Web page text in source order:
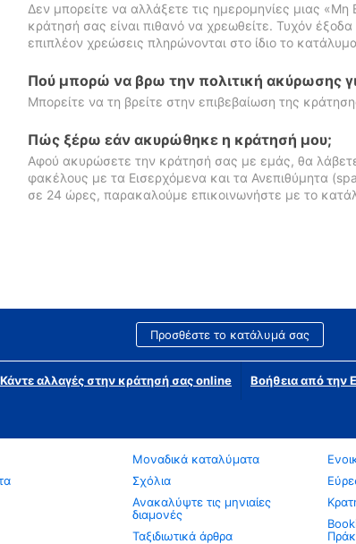
Δεν μπορείτε να αλλάξετε τις ημερομηνίες μιας
κράτησή σας είναι πιθανό να χρεωθείτε. Τυχόν
επιπλέον χρεώσεις πληρώνονται στο ίδιο το
Πού μπορώ να βρω την πολιτική ακύρωσης
Μπορείτε να τη βρείτε στην επιβεβαίωση της
Πώς ξέρω εάν ακυρώθηκε η κράτησή μου;
Αφού ακυρώσετε την κράτησή σας με εμάς, θα
φακέλους με τα Εισερχόμενα και τα Ανεπιθύμητα
σε 24 ώρες, παρακαλούμε επικοινωνήστε με το
Προσθέστε το κατάλυμά σας
Κάντε αλλαγές στην κράτησή σας online Βοήθεια από την
Μοναδικά καταλύματα
Σχόλια
Ανακαλύψτε τις μηνιαίες
διαμονές
Ταξιδιωτικά άρθρα